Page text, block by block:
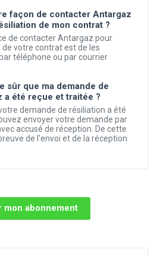
façon de contacter Antargaz
de mon contrat ?
de contacter Antargaz pour
votre contrat est de les
téléphone ou par courrier
sûr que ma demande de
a été reçue et traitée ?
demande de résiliation a été
envoyer votre demande par
accusé de réception. De cette
de l'envoi et de la réception
mon abonnement